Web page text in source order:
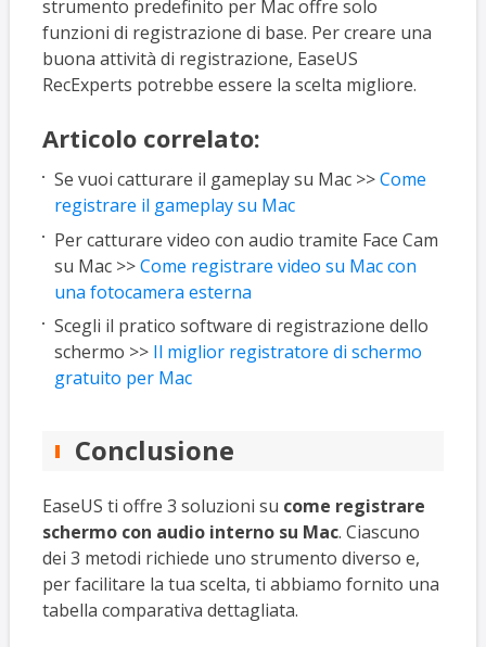
strumento predefinito per Mac offre solo
funzioni di registrazione di base. Per creare una
buona attività di registrazione, EaseUS
RecExperts potrebbe essere la scelta migliore.
Articolo correlato:
Se vuoi catturare il gameplay su Mac >>Come
registrare il gameplay su Mac
Per catturare video con audio tramite Face Cam
su Mac >>Come registrare video su Mac con
una fotocamera esterna
Scegli il pratico software di registrazione dello
schermo >> Il miglior registratore di schermo
gratuito per Mac
Conclusione
EaseUS ti offre 3 soluzioni su come registrare
schermo con audio interno su Mac. Ciascuno
dei 3 metodi richiede uno strumento diverso e,
per facilitare la tua scelta, ti abbiamo fornito una
tabella comparativa dettagliata.